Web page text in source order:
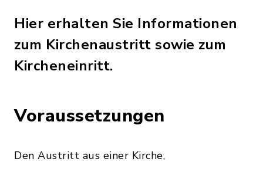
Hier erhalten Sie Informationen
zum Kirchenaustritt sowie zum
Kircheneinritt.
Voraussetzungen
Den Austritt aus einer Kirche,